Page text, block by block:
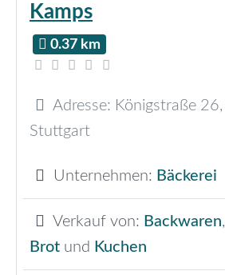
Kamps
0.37 km
Adresse: Königstraße 26,
Stuttgart
Unternehmen: Bäckerei
Verkauf von: Backwaren,
Brot und Kuchen